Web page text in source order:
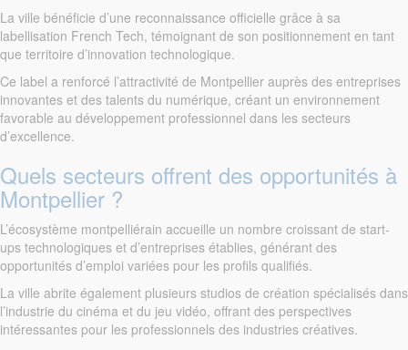
La ville bénéficie d’une reconnaissance officielle grâce à sa
labellisation French Tech, témoignant de son positionnement en tant
que territoire d’innovation technologique.
Ce label a renforcé l’attractivité de Montpellier auprès des entreprises
innovantes et des talents du numérique, créant un environnement
favorable au développement professionnel dans les secteurs
d’excellence.
Quels secteurs offrent des opportunités à
Montpellier ?
L’écosystème montpelliérain accueille un nombre croissant de start-
ups technologiques et d’entreprises établies, générant des
opportunités d’emploi variées pour les profils qualifiés.
La ville abrite également plusieurs studios de création spécialisés dans
l’industrie du cinéma et du jeu vidéo, offrant des perspectives
intéressantes pour les professionnels des industries créatives.